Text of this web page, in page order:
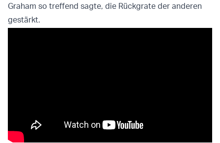
Graham so treffend sagte, die Rückgrate der anderen
gestärkt.